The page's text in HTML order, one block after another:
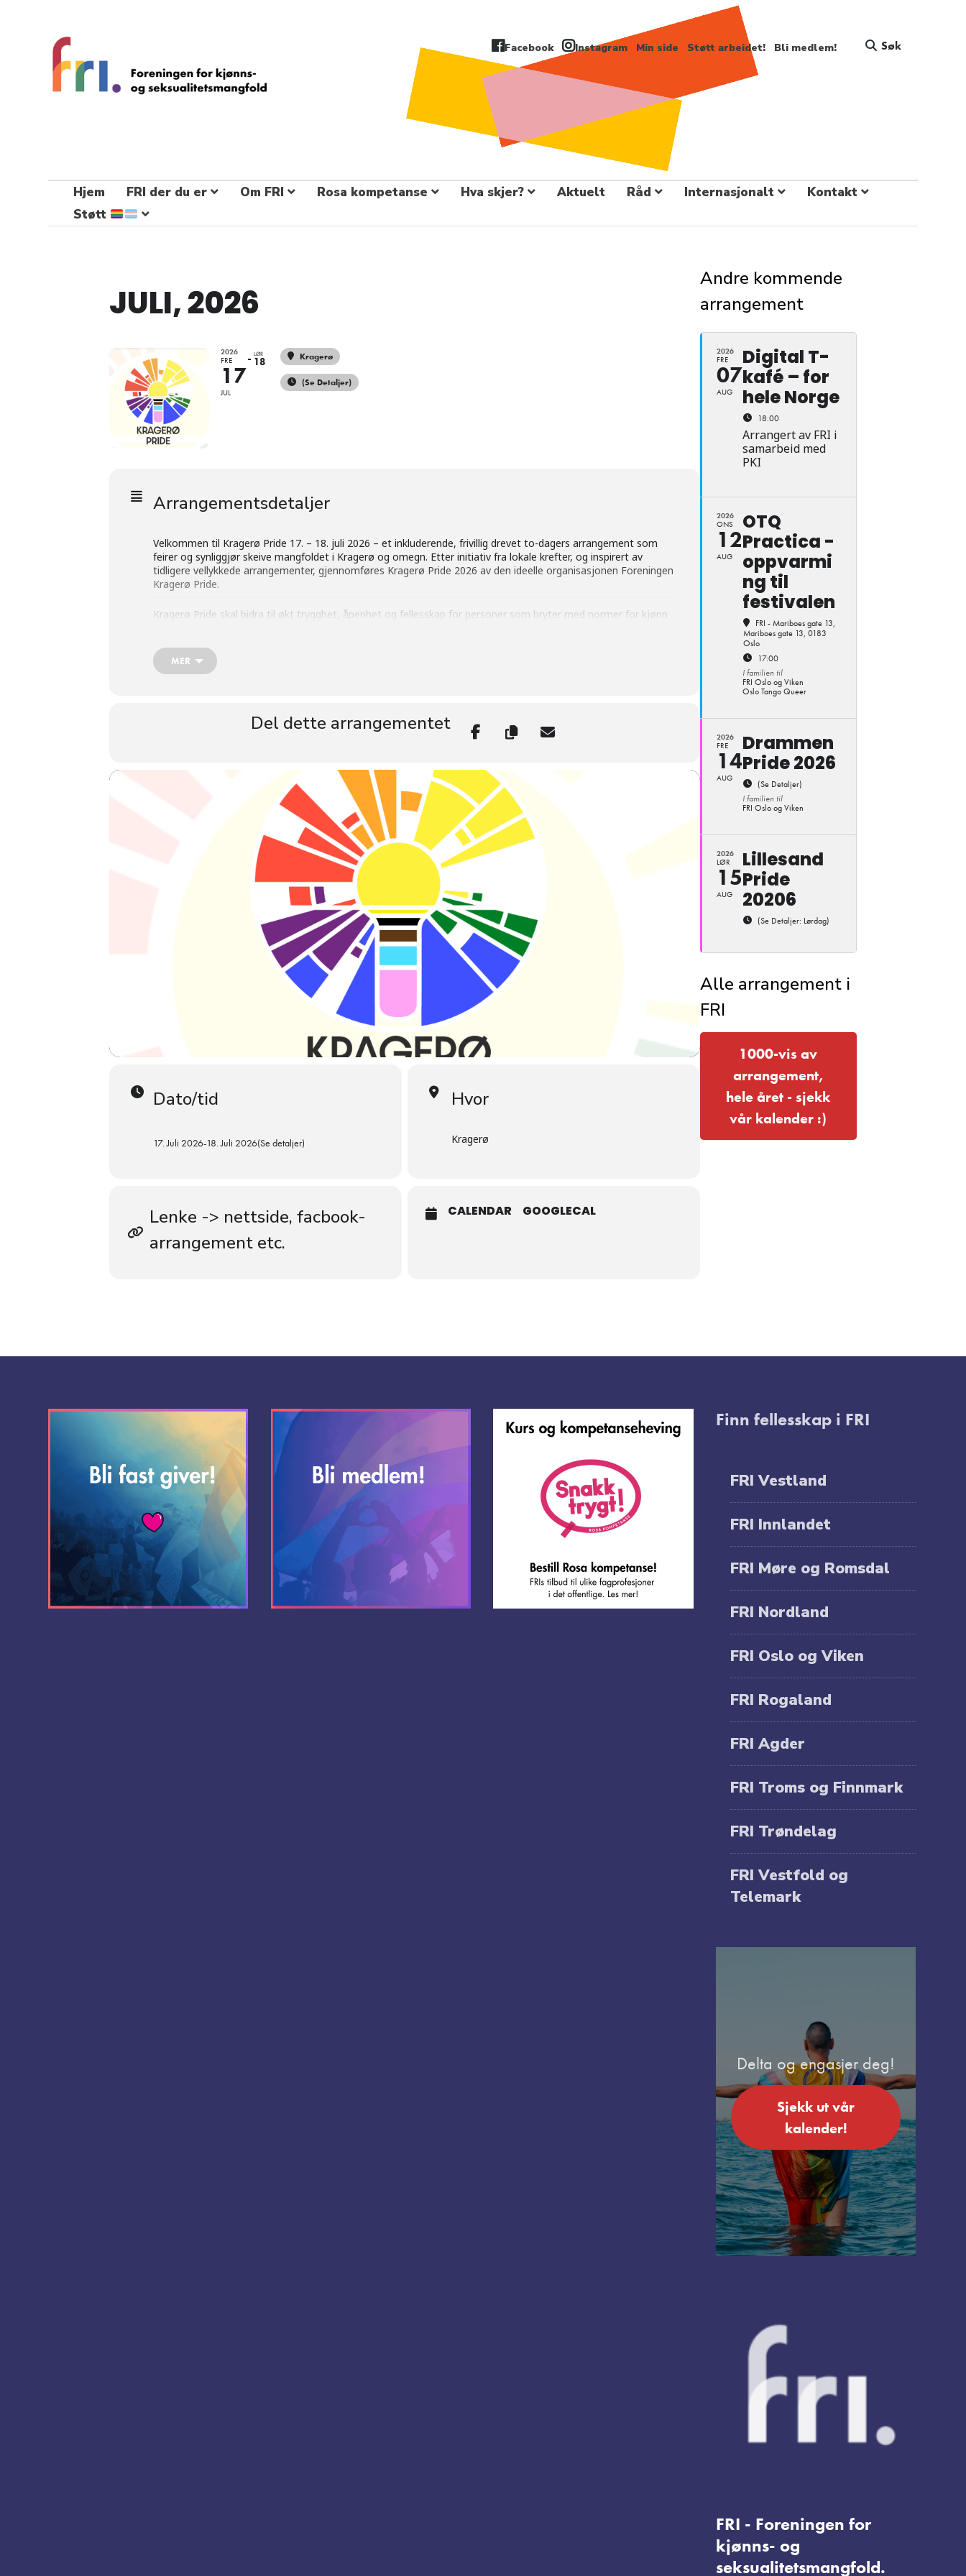
Facebook Instagram Min side Støtt arbeidet! Bli medlem! Søk
Hjem FRI der du er Om FRI Rosa kompetanse Hva skjer? Aktuelt Råd Internasjonalt
Kontakt
Støtt
JULI, 2026
2026
FRE
17
JUL
LØR
18 Kragerø
(Se Detaljer)
Arrangementsdetaljer
Velkommen til Kragerø Pride 17. – 18. juli 2026 – et inkluderende, frivillig drevet to-dagers arrangement som
feirer og synliggjør skeive mangfoldet i Kragerø og omegn. Etter initiativ fra lokale krefter, og inspirert av
tidligere vellykkede arrangementer, gjennomføres Kragerø Pride 2026 av den ideelle organisasjonen Foreningen
Kragerø Pride.
Kragerø Pride skal bidra til økt trygghet, åpenhet og fellesskap for personer som bryter med normer for kjønn
møteplasser i en skeiv hverdag.
MER
Del dette arrangementet
Dato/tid
17. Juli 2026-18. Juli 2026(Se detaljer)
Hvor
Kragerø
Lenke -> nettside, facbook-
arrangement etc.
CALENDAR GOOGLECAL
Andre kommende
arrangement
2026
FRE
07
AUG
Digital T-
kafé – for
hele Norge
18:00
Arrangert av FRI i
samarbeid med
PKI
2026
ONS
12
AUG
OTQ
Practica -
oppvarmi
ng til
festivalen
FRI - Mariboes gate 13,
Mariboes gate 13, 0183
Oslo
17:00
I familien til
FRI Oslo og Viken
Oslo Tango Queer
2026
FRE
14
AUG
Drammen
Pride 2026
(Se Detaljer)
I familien til
FRI Oslo og Viken
2026
LØR
15
AUG
Lillesand
Pride
20206
(Se Detaljer: Lørdag)
Alle arrangement i
FRI
1000-vis av
arrangement,
hele året - sjekk
vår kalender :)
Finn fellesskap i FRI
FRI Vestland
FRI Innlandet
FRI Møre og Romsdal
FRI Nordland
FRI Oslo og Viken
FRI Rogaland
FRI Agder
FRI Troms og Finnmark
FRI Trøndelag
FRI Vestfold og
Telemark
Delta og engasjer deg!
Sjekk ut vår
kalender!
FRI - Foreningen for
kjønns- og
seksualitetsmangfold.